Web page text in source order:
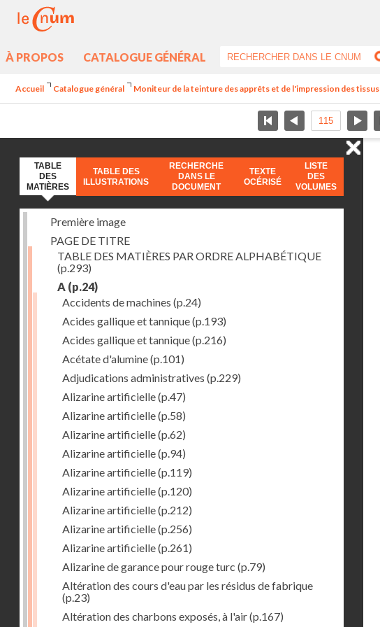
À PROPOS CATALOGUE GÉNÉRAL
Accueil Catalogue général Moniteur de la teinture des apprêts et de l'impression des tissus
TABLE
DES
MATIÈRES
TABLE DES
ILLUSTRATIONS
RECHERCHE
DANS LE
DOCUMENT
TEXTE
OCÉRISÉ
LISTE
DES
VOLUMES
Première image
PAGE DE TITRE
TABLE DES MATIÈRES PAR ORDRE ALPHABÉTIQUE
(p.293)
A (p.24)
Accidents de machines (p.24)
Acides gallique et tannique(p.193)
Acides gallique et tannique(p.216)
Acétate d'alumine(p.101)
Adjudications administratives (p.229)
Alizarine artificielle(p.47)
Alizarine artificielle(p.58)
Alizarine artificielle(p.62)
Alizarine artificielle(p.94)
Alizarine artificielle(p.119)
Alizarine artificielle(p.120)
Alizarine artificielle(p.212)
Alizarine artificielle(p.256)
Alizarine artificielle(p.261)
Alizarine de garance pour rouge turc (p.79)
Altération des cours d'eau par les résidus de fabrique
(p.23)
Altération des charbons exposés, à l'air(p.167)